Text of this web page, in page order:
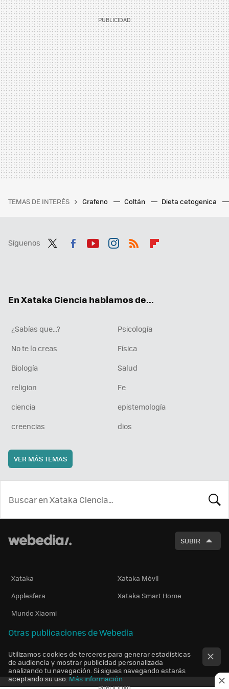
TEMAS DE INTERÉS Grafeno Coltán Dieta cetogenica
Síguenos
En Xataka Ciencia hablamos de...
¿Sabías que...?
Psicología
No te lo creas
Física
Biología
Salud
religion
Fe
ciencia
epistemología
creencias
dios
VER MÁS TEMAS
SUBIR
Xataka
Xataka Móvil
Applesfera
Xataka Smart Home
Mundo Xiaomi
Otras publicaciones de Webedia
Utilizamos cookies de terceros para generar estadísticas
de audiencia y mostrar publicidad personalizada
analizando tu navegación. Si sigues navegando estarás
aceptando su uso. Más información